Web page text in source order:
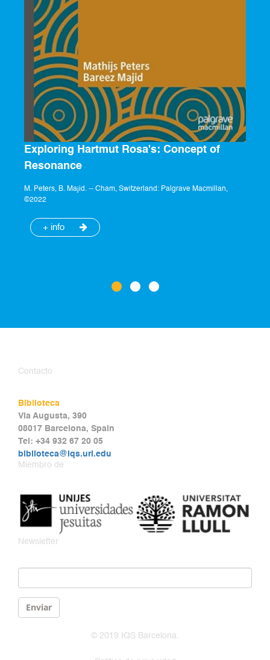
Exploring Hartmut Rosa's: Concept of
Resonance
M. Peters, B. Majid. -- Cham, Switzerland: Palgrave Macmillan,
©2022
+ info
Contacto
Biblioteca
Via Augusta, 390
08017 Barcelona, Spain
Tel: +34 932 67 20 05
biblioteca@iqs.url.edu
Miembro de
Newsletter
Email
Enviar
© 2019 IQS Barcelona.